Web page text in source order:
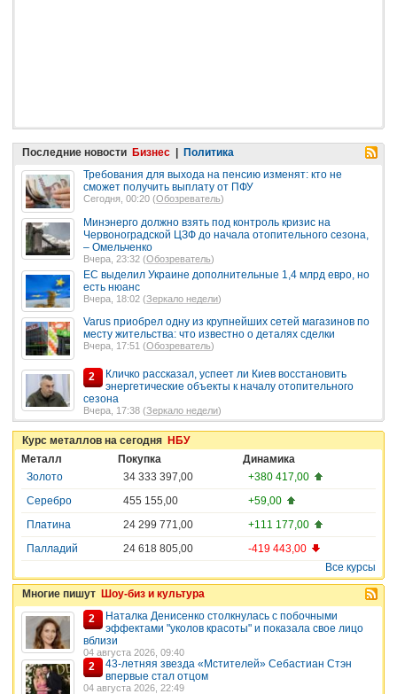
Последние новости Бизнес
Политика
Требования для выхода на пенсию изменят: кто не
сможет получить выплату от ПФУ
Сегодня, 00:20 (Обозреватель)
Минэнерго должно взять под контроль кризис на
Червоноградской ЦЗФ до начала отопительного сезона,
– Омельченко
Вчера, 23:32 (Обозреватель)
ЕС выделил Украине дополнительные 1,4 млрд евро, но
есть нюанс
Вчера, 18:02 (Зеркало недели)
Varus приобрел одну из крупнейших сетей магазинов по
месту жительства: что известно о деталях сделки
Вчера, 17:51 (Обозреватель)
2
Кличко рассказал, успеет ли Киев восстановить
энергетические объекты к началу отопительного
сезона
Вчера, 17:38 (Зеркало недели)
Курс металлов на сегодня НБУ
Металл
Покупка
Динамика
Золото
34 333 397,00
+380 417,00
Серебро
455 155,00
+59,00
Платина
24 299 771,00
+111 177,00
Палладий
24 618 805,00
-419 443,00
Все курсы
Многие пишут Шоу-биз и культура
2
Наталка Денисенко столкнулась с побочными
эффектами "уколов красоты" и показала свое лицо
вблизи
04 августа 2026, 09:40
2
43-летняя звезда «Мстителей» Себастиан Стэн
впервые стал отцом
04 августа 2026, 22:49